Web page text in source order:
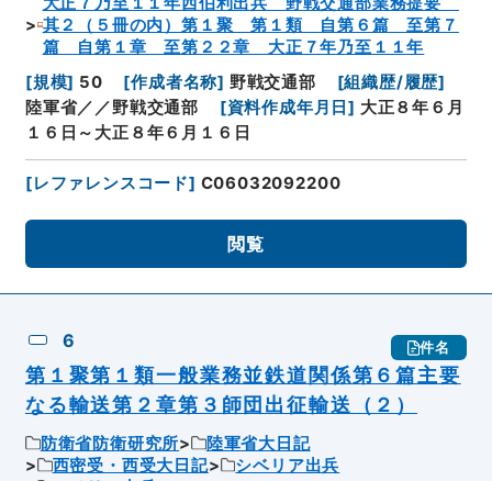
其２（５冊の内）第１聚 第１類 自第６篇 至第７
篇 自第１章 至第２２章 大正７年乃至１１年
[規模] 50 [作成者名称] 野戦交通部 [組織歴/履歴]
陸軍省／／野戦交通部
[資料作成年月日] 大正８年６月
１６日～大正８年６月１６日
[レファレンスコード] C06032092200
閲覧
6 件名
第１聚第１類一般業務並鉄道関係第６篇主要
なる輸送第２章第３師団出征輸送（２）
防衛省防衛研究所
陸軍省大日記
西密受・西受大日記
シベリア出兵